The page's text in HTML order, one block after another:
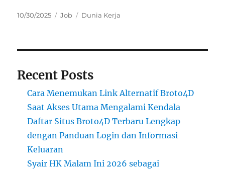
Posted
10/30/2025 Categories
Job Tags
Dunia Kerja
Recent Posts
Cara Menemukan Link Alternatif Broto4D
Saat Akses Utama Mengalami Kendala
Daftar Situs Broto4D Terbaru Lengkap
dengan Panduan Login dan Informasi
Keluaran
Syair HK Malam Ini 2026 sebagai